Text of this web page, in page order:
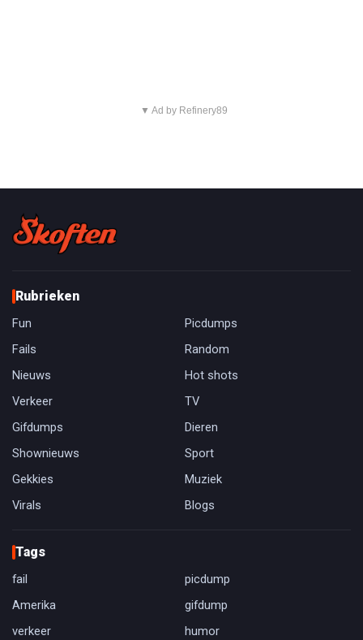
▼ Ad by Refinery89
Rubrieken
Fun
Picdumps
Fails
Random
Nieuws
Hot shots
Verkeer
TV
Gifdumps
Dieren
Shownieuws
Sport
Gekkies
Muziek
Virals
Blogs
Tags
fail
picdump
Amerika
gifdump
verkeer
humor